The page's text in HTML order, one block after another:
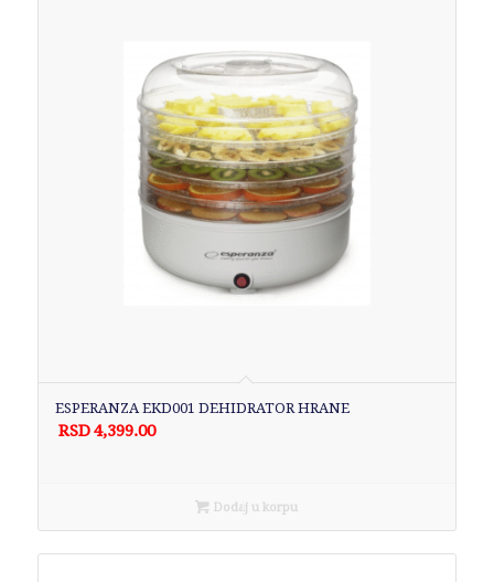
ESPERANZA EKD001 DEHIDRATOR HRANE
RSD4,399.00
Dodaj u korpu